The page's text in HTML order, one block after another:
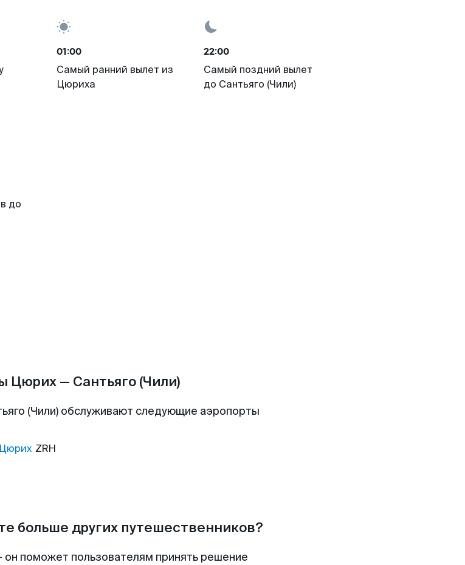
01:00
Самый ранний вылет из
Цюриха
22:00
Самый поздний вылет
до Сантьяго (Чили)
до
Цюрих — Сантьяго (Чили)
(Чили) обслуживают следующие аэропорты
Цюрих ZRH
больше других путешественников?
поможет пользователям принять решение